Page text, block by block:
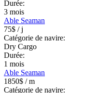
Durée:
3 mois
Able Seaman
75$ / j
Catégorie de navire:
Dry Cargo
Durée:
1 mois
Able Seaman
1850$ / m
Catégorie de navire: